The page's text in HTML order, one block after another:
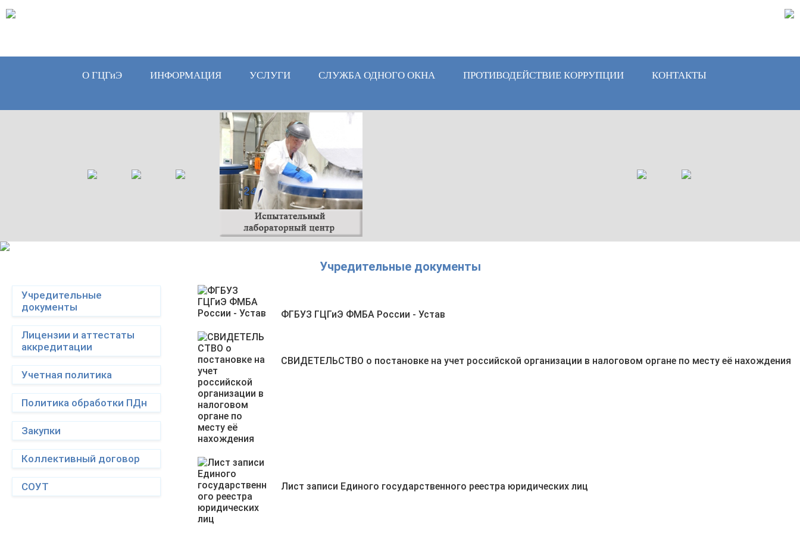
О ГЦГиЭ ИНФОРМАЦИЯ УСЛУГИ СЛУЖБА ОДНОГО ОКНА ПРОТИВОДЕЙСТВИЕ КОРРУПЦИИ КОНТАКТЫ
Учредительные документы
Учредительные
документы
Лицензии и аттестаты
аккредитации
Учетная политика
Политика обработки ПДн
Закупки
Коллективный договор
СОУТ
ФГБУЗ ГЦГиЭ ФМБА России - Устав
СВИДЕТЕЛЬСТВО о постановке на учет российской организации в налоговом органе по месту её нахождения
Лист записи Единого государственного реестра юридических лиц